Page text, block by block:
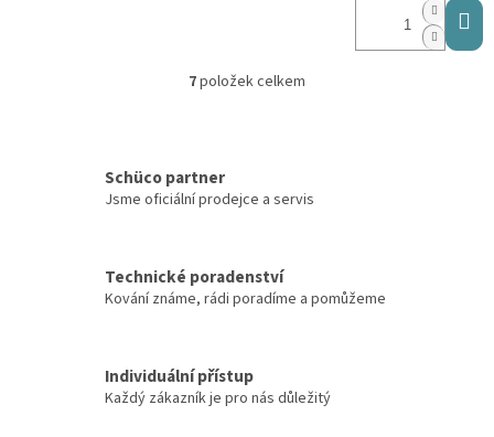
O
a
r
v
ý
p
7položek celkem
Schüco partner
Jsme oficiální prodejce a servis
Technické poradenství
Kování známe, rádi poradíme a pomůžeme
Individuální přístup
Každý zákazník je pro nás důležitý